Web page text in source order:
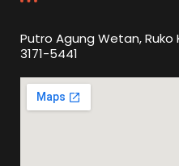
Putro Agung Wetan, Ruko
3171-5441